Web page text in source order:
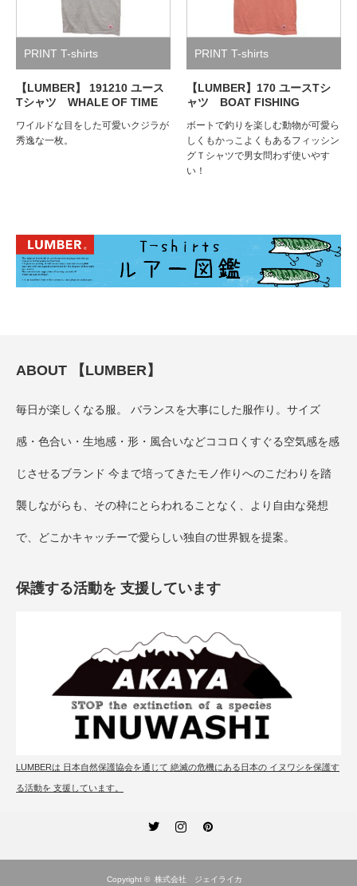
PRINT T-shirts
【LUMBER】 191210 ユース
Tシャツ WHALE OF TIME
ワイルドな目をした可愛いクジラが
秀逸な一枚。
PRINT T-shirts
【LUMBER】170 ユースTシ
ャツ BOAT FISHING
ボートで釣りを楽しむ動物が可愛ら
しくもかっこよくもあるフィッシン
グＴシャツで男女問わず使いやす
い！
ABOUT 【LUMBER】
毎日が楽しくなる服。 バランスを大事にした服作り。サイズ
感・色合い・生地感・形・風合いなどココロくすぐる空気感を感
じさせるブランド 今まで培ってきたモノ作りへのこだわりを踏
襲しながらも、その枠にとらわれることなく、より自由な発想
で、どこかキャッチーで愛らしい独自の世界観を提案。
保護する活動を 支援しています
LUMBERは 日本自然保護協会を通じて 絶滅の危機にある日本の イヌワシを保護す
る活動を 支援しています。
Copyright © 株式会社 ジェイライカ